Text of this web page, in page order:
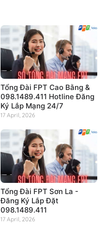
Tổng Đài FPT Cao Bằng &
098.1489.411 Hotline Đăng
Ký Lắp Mạng 24/7
17 April, 2026
Tổng Đài FPT Sơn La -
Đăng Ký Lắp Đặt
098.1489.411
17 April, 2026